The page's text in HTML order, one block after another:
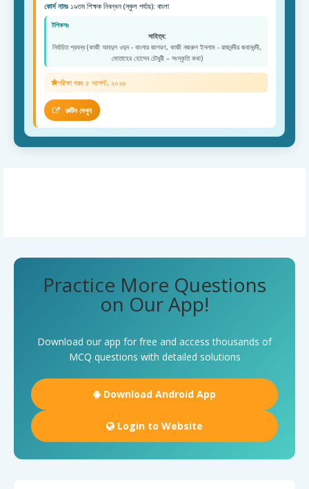
কোর্স নামঃ ১৯তম শিক্ষক নিবন্ধন (স্কুল পর্যায়): বাংলা
টপিকসঃ
সাহিত্য:
নির্বাচিত প্রবন্ধ (কাজী আবদুল ওদুদ - বাংলার জাগরণ, কাজী নজরুল ইসলাম - রাজবন্দীর জবানবন্দী,
মোতাহের হোসেন চৌধুরী – সংস্কৃতি কথা)
পরীক্ষা শুরুঃ ৫ আগস্ট, ২০২৬
রুটিন দেখুন
Practice More Questions
on Our App!
Download our app for free and access thousands of
MCQ questions with detailed solutions
Download Android App
Login to Website